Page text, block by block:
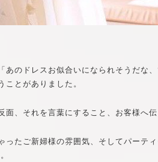
あのドレスお似合いになられそうだな
とがありました。
、それを言葉にすること、お客様へ
ったご新婦様の雰囲気、そしてパーテ